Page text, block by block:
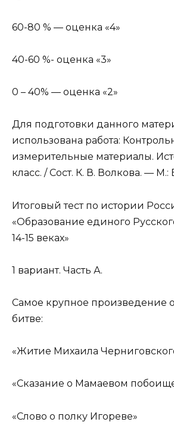
60-80 % — оценка «4»
40-60 %- оценка «3»
0 – 40% — оценка «2»
Для подготовки данного
использована работа:
измерительные материалы.
класс. / Сост. К. В. Волкова. — М.:
Итоговый тест по истории
«Образование единого
14-15 веках»
1 вариант. Часть А.
Самое крупное произведение
битве:
«Житие Михаила
«Сказание о Мамаевом
«Слово о полку Игореве»